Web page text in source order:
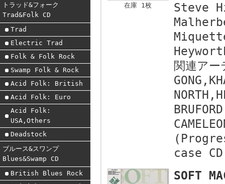
トラッド&フォーク
Trad&Folk CD
Trad
Electric Trad
Folk & Folk Rock
Swamp Folk & Rock
Acid Folk: British
Acid Folk: Euro
Acid Folk:
USA,Others
Deadstock
ブルース&スワンプ
Blues&Swamp CD
British Blues Rock
在庫 1枚
Steve
関連アー
case
SOFT